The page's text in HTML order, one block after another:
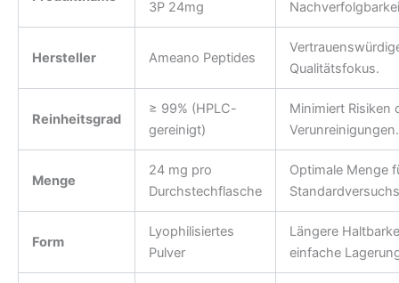
3P 24mg
Hersteller Ameano Peptides
Qualitätsfokus.
Reinheitsgrad
≥ 99% (HPLC-
gereinigt)
Minimiert Risiken
Verunreinigungen.
Menge
24 mg pro
Durchstechflasche
Optimale Menge
Form
Lyophilisiertes
Pulver
Längere
einfache